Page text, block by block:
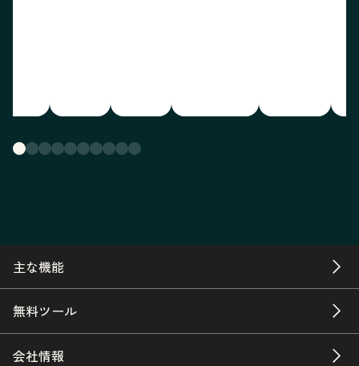
主な機能
無料ツール
会社情報